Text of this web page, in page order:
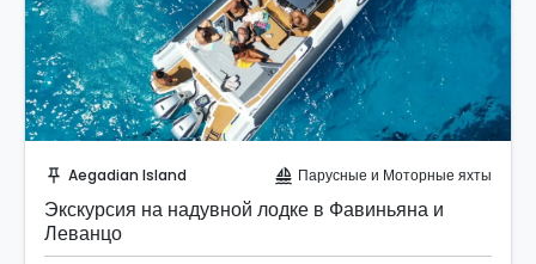
push_pin Aegadian Island sailing Парусные и Моторные яхты
Экскурсия на надувной лодке в Фавиньяна и
Леванцо